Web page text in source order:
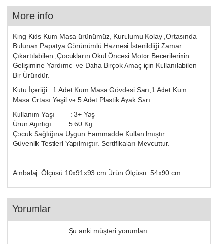
More info
King Kids Kum Masa ürünümüz, Kurulumu Kolay ,Ortasında
Bulunan Papatya Görünümlü Haznesi İstenildiği Zaman
Çıkartılabilen ,Çocukların Okul Öncesi Motor Becerilerinin
Gelişimine Yardımcı ve Daha Birçok Amaç için Kullanılabilen
Bir Üründür.
Kutu İçeriği : 1 Adet Kum Masa Gövdesi Sarı,1 Adet Kum
Masa Ortası Yeşil ve 5 Adet Plastik Ayak Sarı
Kullanım Yaşı : 3+ Yaş
Ürün Ağırlığı :5.60 Kg
Çocuk Sağlığına Uygun Hammadde Kullanılmıştır.
Güvenlik Testleri Yapılmıştır. Sertifikaları Mevcuttur.
Ambalaj Ölçüsü:10x91x93 cm Ürün Ölçüsü: 54x90 cm
Yorumlar
Şu anki müşteri yorumları.